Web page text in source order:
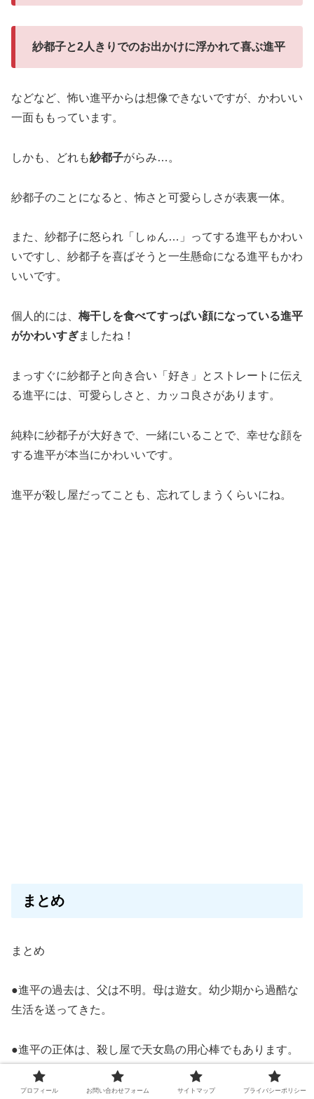
紗都子と2人きりでのお出かけに浮かれて喜ぶ進平
などなど、怖い進平からは想像できないですが、かわいい
一面ももっています。
しかも、どれも紗都子がらみ…。
紗都子のことになると、怖さと可愛らしさが表裏一体。
また、紗都子に怒られ「しゅん…」ってする進平もかわい
いですし、紗都子を喜ばそうと一生懸命になる進平もかわ
いいです。
個人的には、 梅干しを食べてすっぱい顔になっている進平
がかわいすぎましたね！
まっすぐに紗都子と向き合い「好き」とストレートに伝え
る進平には、可愛らしさと、カッコ良さがあります。
純粋に紗都子が大好きで、一緒にいることで、幸せな顔を
する進平が本当にかわいいです。
進平が殺し屋だってことも、忘れてしまうくらいにね。
まとめ
まとめ
●進平の過去は、父は不明。母は遊女。幼少期から過酷な
生活を送ってきた。
●進平の正体は、殺し屋で天女島の用心棒でもあります。
「ホタルの嫁入り」最終回はどうなったの!?紗都子の死亡
プロフィール お問い合わせフォーム サイトマップ プライバシーポリシー